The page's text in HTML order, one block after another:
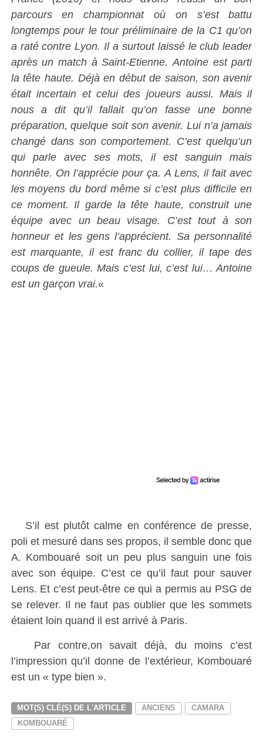
parcours en championnat où on s’est battu
longtemps pour le tour préliminaire de la C1 qu’on
a raté contre Lyon. Il a surtout laissé le club leader
après un match à Saint-Etienne. Antoine est parti
la tête haute. Déjà en début de saison, son avenir
était incertain et celui des joueurs aussi. Mais il
nous a dit qu’il fallait qu’on fasse une bonne
préparation, quelque soit son avenir. Lui n’a jamais
changé dans son comportement. C’est quelqu’un
qui parle avec ses mots, il est sanguin mais
honnête. On l’apprécie pour ça. A Lens, il fait avec
les moyens du bord même si c’est plus difficile en
ce moment. Il garde la tête haute, construit une
équipe avec un beau visage. C’est tout à son
honneur et les gens l’apprécient. Sa personnalité
est marquante, il est franc du collier, il tape des
coups de gueule. Mais c’est lui, c’est lui… Antoine
est un garçon vrai.«
S’il est plutôt calme en conférence de presse,
poli et mesuré dans ses propos, il semble donc que
A. Kombouaré soit un peu plus sanguin une fois
avec son équipe. C’est ce qu’il faut pour sauver
Lens. Et c’est peut-être ce qui a permis au PSG de
se relever. Il ne faut pas oublier que les sommets
étaient loin quand il est arrivé à Paris.
Par contre,on savait déjà, du moins c’est
l’impression qu’il donne de l’extérieur, Kombouaré
est un « type bien ».
MOT(S) CLÉ(S) DE L'ARTICLE ANCIENS
CAMARA
KOMBOUARÉ